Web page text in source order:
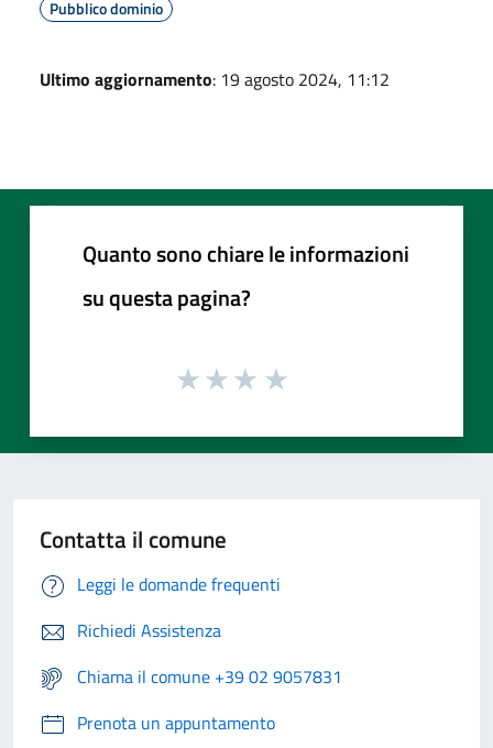
Pubblico dominio
Ultimo aggiornamento: 19 agosto 2024, 11:12
Quanto sono chiare le informazioni
su questa pagina?
Contatta il comune
Leggi le domande frequenti
Richiedi Assistenza
Chiama il comune +39 02 9057831
Prenota un appuntamento